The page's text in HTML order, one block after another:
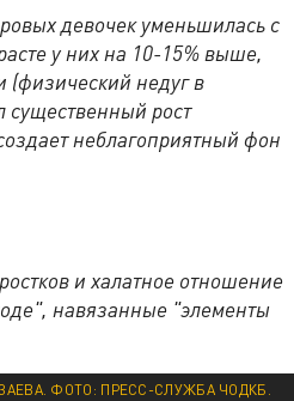
девочек уменьшилась с
у них на 10-15% выше,
(физический недуг в
существенный рост
неблагоприятный фон
и халатное отношение
навязанные "элементы
ФОТО: ПРЕСС-СЛУЖБА ЧОДКБ.